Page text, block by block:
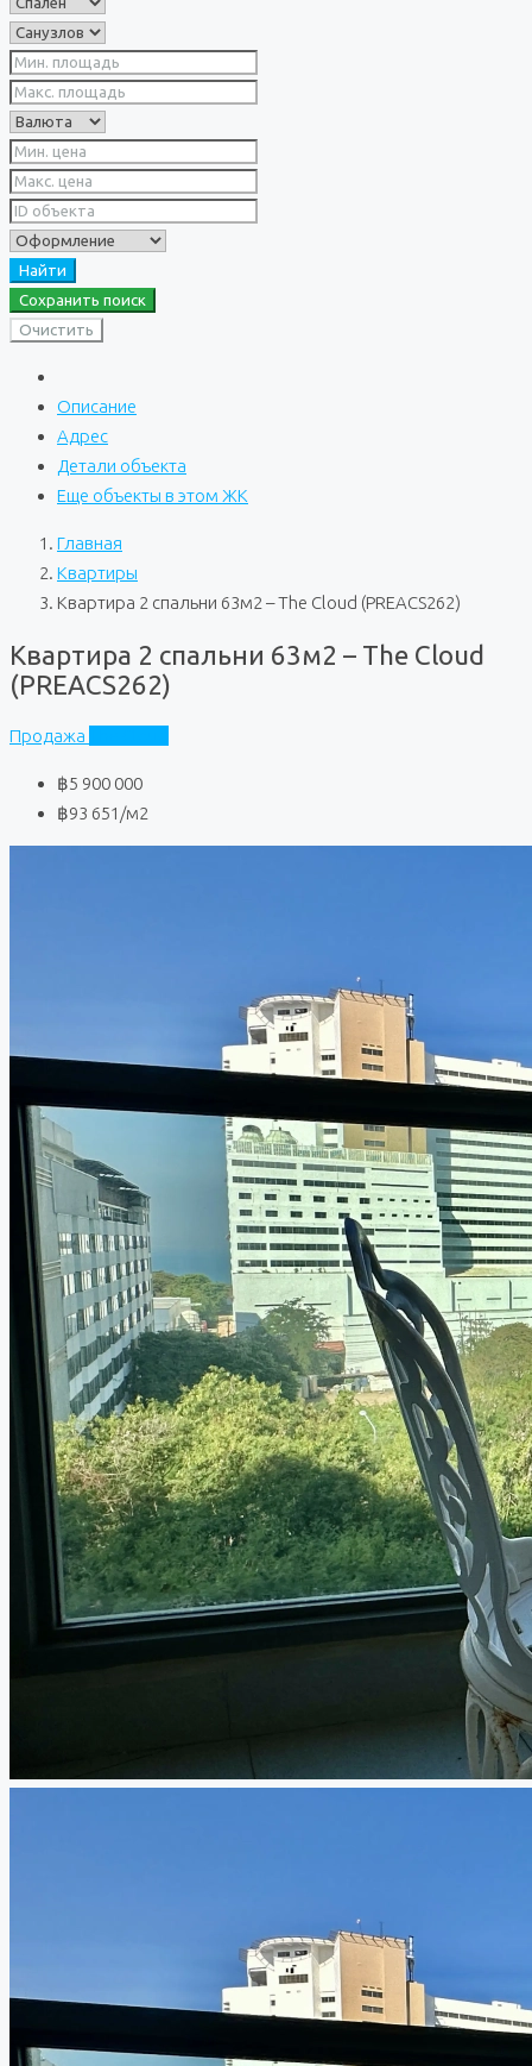
Найти
Сохранить поиск
Очистить
Описание
Адрес
Детали объекта
Еще объекты в этом ЖК
Главная
Квартиры
Квартира 2 спальни 63м2 – The Cloud (PREACS262)
Квартира 2 спальни 63м2 – The Cloud
(PREACS262)
Продажа
฿5 900 000
฿93 651 /м2